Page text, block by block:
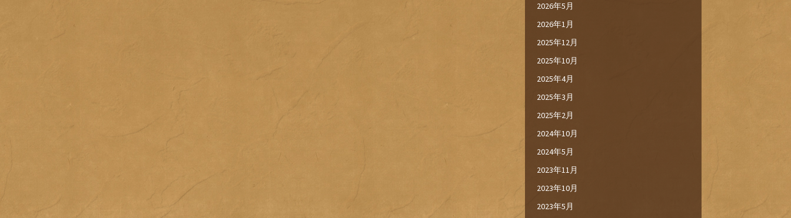
2026年5月
2026年1月
2025年12月
2025年10月
2025年4月
2025年3月
2025年2月
2024年10月
2024年5月
2023年11月
2023年10月
2023年5月